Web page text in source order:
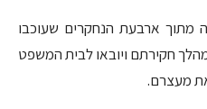
ארבעת הנחקרים שעוכבו
חקירתם ויובאו לבית המשפט
מעצרם.